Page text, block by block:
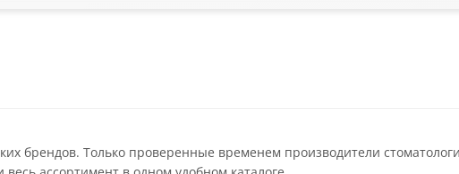
Только проверенные временем производители